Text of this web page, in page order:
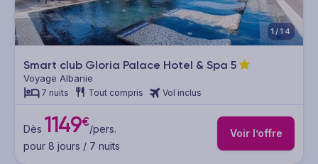
1/14
Smart club Gloria Palace Hotel & Spa 5
Voyage Albanie
7 nuits Tout compris Vol inclus
Dès 1149€/pers.
pour 8 jours / 7 nuits
Voir l’offre